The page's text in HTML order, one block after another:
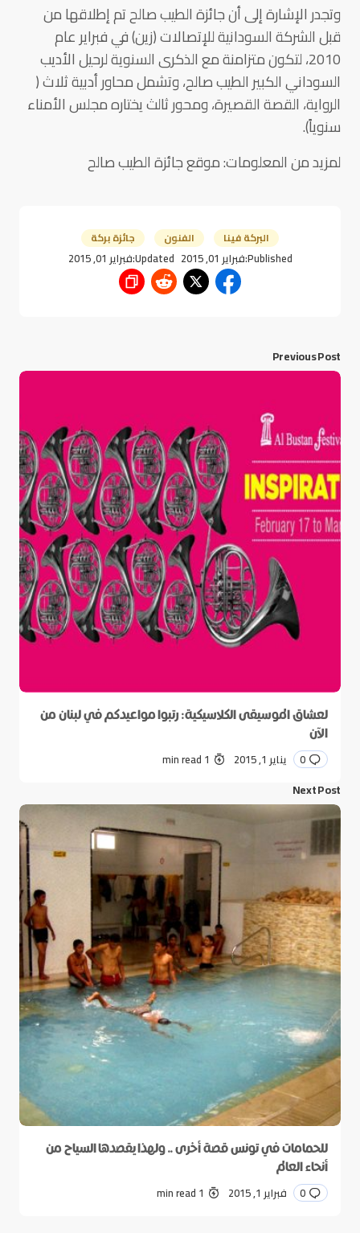
وتجدر الإشارة إلى أن جائزة الطيب صالح تم إطلاقها من
قبل الشركة السودانية للإتصالات (زين) في فبراير عام
2010، لتكون متزامنة مع الذكرى السنوية لرحيل الأديب
السوداني الكبير الطيب صالح، وتشمل محاور أدبية ثلاث (
الرواية، القصة القصيرة، ومحور ثالث يختاره مجلس الأمناء
سنوياً).
لمزيد من المعلومات: موقع جائزة الطيب صالح
البركة فينا الفنون جائزة بركة
Published:فبراير 01, 2015 Updated:فبراير 01, 2015
Previous Post
لعشاق الموسيقى الكلاسيكية: رتبوا مواعيدكم في لبنان من
الآن
0 يناير 1, 2015 1 min read
Next Post
للحمامات في تونس قصة أخرى .. ولهذا يقصدها السياح من
أنحاء العالم
0 فبراير 1, 2015 1 min read